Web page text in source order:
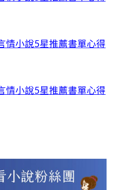
情小說5星推薦書單心得
情小說5星推薦書單心得